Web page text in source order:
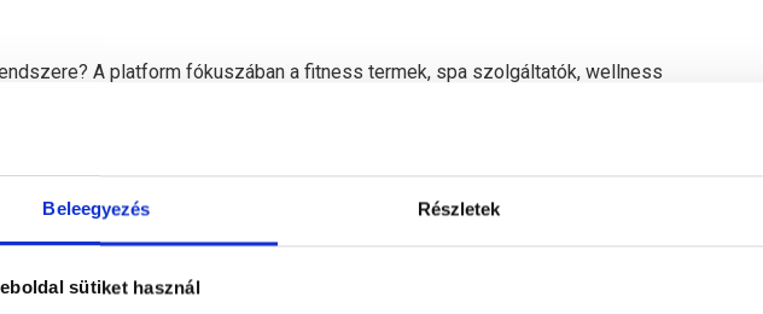
Beleegyezés Részletek
sütiket használ
A platform fókuszában a fitness termek, spa szolgáltatók, wellness
alkalmazáson keresztül érintésmentesen jelentkezhetnek be az órákra.